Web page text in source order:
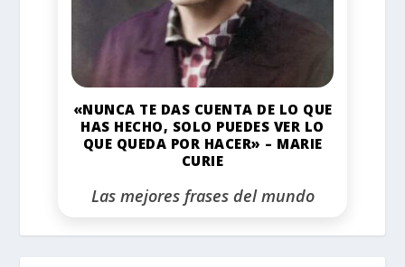
«NUNCA TE DAS CUENTA DE LO QUE
HAS HECHO, SOLO PUEDES VER LO
QUE QUEDA POR HACER» – MARIE
CURIE
Las mejores frases del mundo